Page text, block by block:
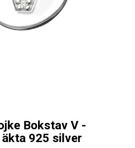
Bokstav V -
925 silver